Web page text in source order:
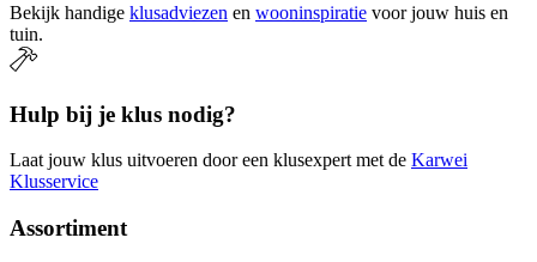
Bekijk handige klusadviezen en wooninspiratie voor jouw huis en
tuin.
Hulp bij je klus nodig?
Laat jouw klus uitvoeren door een klusexpert met de Karwei
Klusservice
Assortiment